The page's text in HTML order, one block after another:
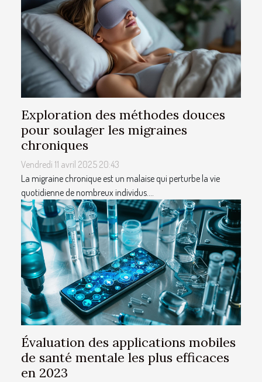
Exploration des méthodes douces
pour soulager les migraines
chroniques
Vendredi 11 avril 2025 20:43
La migraine chronique est un malaise qui perturbe la vie
quotidienne de nombreux individus....
Évaluation des applications mobiles
de santé mentale les plus efficaces
en 2023